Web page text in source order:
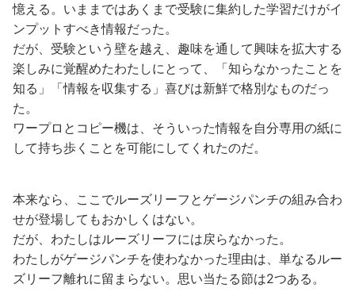
憶える。いままではあくまで受験に集約した学習だけがイ
ンプットすべき情報だった。
だが、受験という壁を越え、趣味を通して興味を拡大する
楽しみに覚醒めたわたしにとって、「知らなかったことを
知る」「情報を収集する」喜びは新鮮で格別なものだっ
た。
ワープロとコピー機は、そういった情報を自分専用の紙に
して持ち歩くことを可能にしてくれたのだ。
本来なら、ここでルーズリーフとゲージパンチの組み合わ
せが登場してもおかしくはない。
だが、わたしはルーズリーフには戻らなかった。
わたしがゲージパンチを使わなかった理由は、単なるルー
ズリーフ離れに留まらない。思い当たる節は2つある。